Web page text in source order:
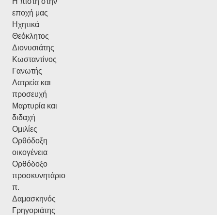
εποχή μας
Ηχητικά
Θεόκλητος
Διονυσιάτης
Κωσταντίνος
Γανωτής
Λατρεία και
προσευχή
Μαρτυρία και
διδαχή
Ομιλίες
Ορθόδοξη
οικογένεια
Ορθόδοξο
προσκυνητάριο
π.
Δαμασκηνός
Γρηγοριάτης